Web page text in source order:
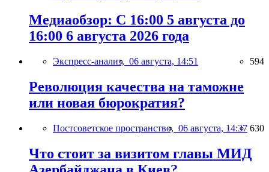
Медиаобзор: С 16:00 5 августа до
16:00 6 августа 2026 года
Экспресс-анализ, 06 августа, 14:51 594
Революция качества на таможне
или новая бюрократия?
Постсоветское пространство, 06 августа, 14:37 630
Что стоит за визитом главы МИД